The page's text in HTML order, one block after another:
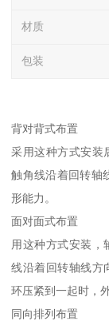
材质
包装
背对背式布置
采用这种方式安装
触角线沿着回转轴
形能力。
面对面式布置
用这种方式安装，
线沿着回转轴线方
环压紧到一起时，
同向排列布置